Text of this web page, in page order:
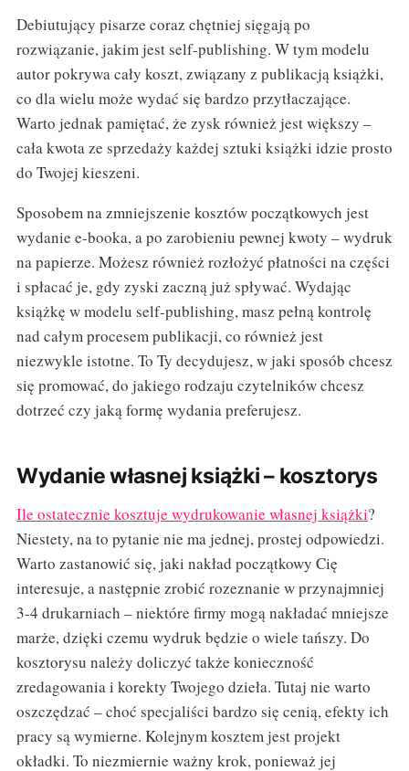
Debiutujący pisarze coraz chętniej sięgają po
rozwiązanie, jakim jest self-publishing. W tym modelu
autor pokrywa cały koszt, związany z publikacją książki,
co dla wielu może wydać się bardzo przytłaczające.
Warto jednak pamiętać, że zysk również jest większy –
cała kwota ze sprzedaży każdej sztuki książki idzie prosto
do Twojej kieszeni.
Sposobem na zmniejszenie kosztów początkowych jest
wydanie e-booka, a po zarobieniu pewnej kwoty – wydruk
na papierze. Możesz również rozłożyć płatności na części
i spłacać je, gdy zyski zaczną już spływać. Wydając
książkę w modelu self-publishing, masz pełną kontrolę
nad całym procesem publikacji, co również jest
niezwykle istotne. To Ty decydujesz, w jaki sposób chcesz
się promować, do jakiego rodzaju czytelników chcesz
dotrzeć czy jaką formę wydania preferujesz.
Wydanie własnej książki – kosztorys
Ile ostatecznie kosztuje wydrukowanie własnej książki?
Niestety, na to pytanie nie ma jednej, prostej odpowiedzi.
Warto zastanowić się, jaki nakład początkowy Cię
interesuje, a następnie zrobić rozeznanie w przynajmniej
3-4 drukarniach – niektóre firmy mogą nakładać mniejsze
marże, dzięki czemu wydruk będzie o wiele tańszy. Do
kosztorysu należy doliczyć także konieczność
zredagowania i korekty Twojego dzieła. Tutaj nie warto
oszczędzać – choć specjaliści bardzo się cenią, efekty ich
pracy są wymierne. Kolejnym kosztem jest projekt
okładki. To niezmiernie ważny krok, ponieważ jej